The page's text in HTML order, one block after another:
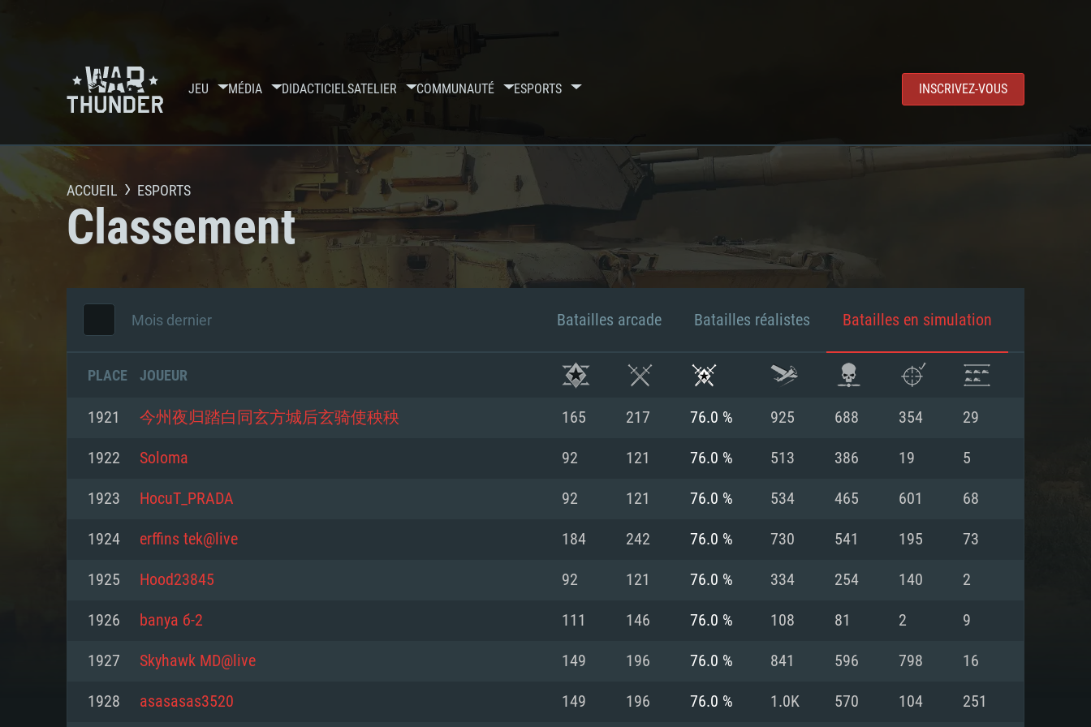
JEU MÉDIA DIDACTICIELSATELIER COMMUNAUTÉ ESPORTS INSCRIVEZ-VOUS
CONFIGURATION SYSTÈME REQUISE
ACCUEIL ESPORTS
Classement
Mois dernier Batailles arcade Batailles réalistes Batailles en simulation
PLACE JOUEUR
1921 今州夜归踏白同玄方城后玄骑使秧秧 165 217 76.0 % 925 688 354 29
1922 Soloma 92 121 76.0 % 513 386 19 5
1923 HocuT_PRADA 92 121 76.0 % 534 465 601 68
1924 erffins tek@live 184 242 76.0 % 730 541 195 73
1925 Hood23845 92 121 76.0 % 334 254 140 2
1926 banya б-2 111 146 76.0 % 108 81 2 9
1927 Skyhawk MD@live 149 196 76.0 % 841 596 798 16
1928 asasasas3520 149 196 76.0 % 1.0K 570 104 251